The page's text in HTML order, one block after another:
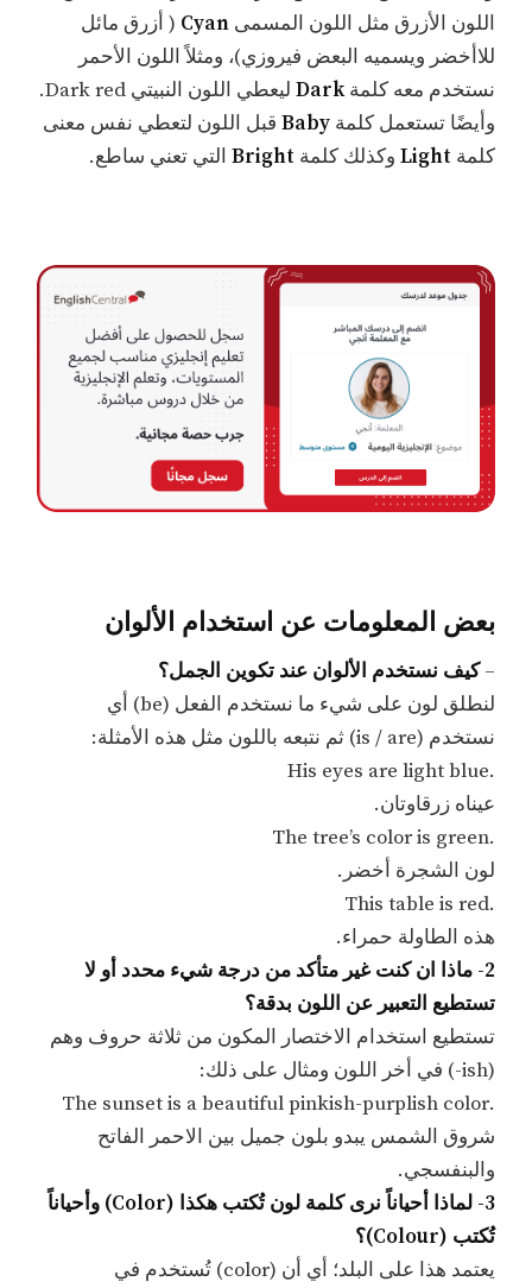
اللون الأزرق مثل اللون المسمىCyan ( أزرق مائل
للاأخضر ويسميه البعض فيروزي)، ومثلاً اللون الأحمر
نستخدم معه كلمةDark ليعطي اللون النبيتي Dark red.
وأيضًا تستعمل كلمةBaby قبل اللون لتعطي نفس معنى
كلمة Light وكذلك كلمة Bright التي تعني ساطع.
بعض المعلومات عن استخدام الألوان
–كيف نستخدم الألوان عند تكوين الجمل؟
لنطلق لون على شيء ما نستخدم الفعل (be) أي
نستخدم (is / are) ثم نتبعه باللون مثل هذه الأمثلة:
.His eyes are light blue
عيناه زرقاوتان.
.The tree’s color is green
لون الشجرة أخضر.
.This table is red
هذه الطاولة حمراء.
2- ماذا ان كنت غير متأكد من درجة شيء محدد أو لا
تستطيع التعبير عن اللون بدقة؟
تستطيع استخدام الاختصار المكون من ثلاثة حروف وهم
(ish-) في أخر اللون ومثال على ذلك:
.The sunset is a beautiful pinkish-purplish color
شروق الشمس يبدو بلون جميل بين الاحمر الفاتح
والبنفسجي.
3- لماذا أحياناً نرى كلمة لون تُكتب هكذا (Color) وأحياناً
تُكتب (Colour)؟
يعتمد هذا على البلد؛ أي أن (color) تُستخدم في